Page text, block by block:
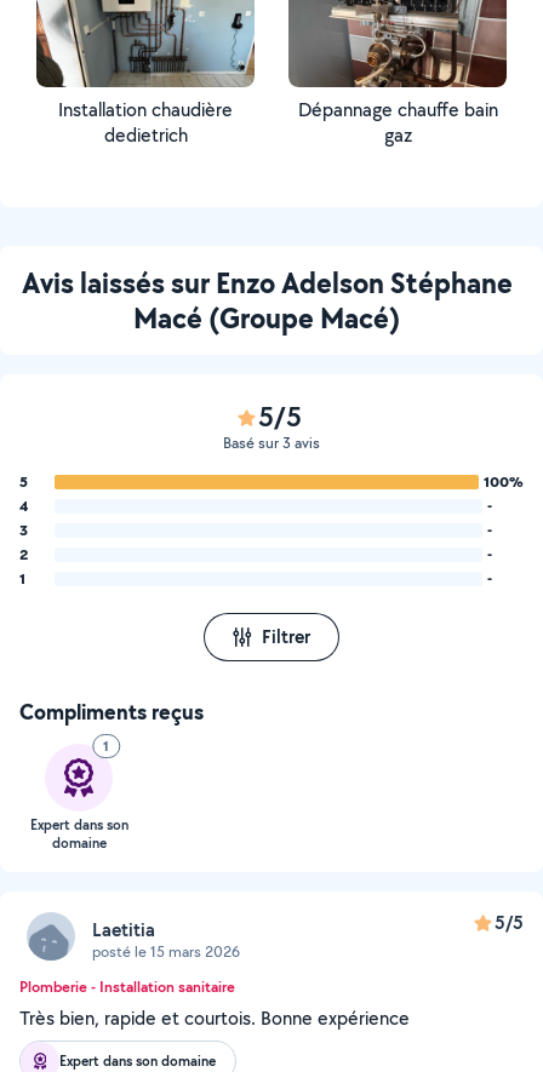
Installation chaudière
dedietrich
Dépannage chauffe bain
gaz
Avis laissés sur Enzo Adelson Stéphane
Macé (Groupe Macé)
5/5
Basé sur 3 avis
5
100%
4
-
3
-
2
-
1
-
Filtrer
Compliments reçus
1
Expert dans son
domaine
Laetitia
posté le 15 mars 2026
5/5
Plomberie - Installation sanitaire
Très bien, rapide et courtois. Bonne expérience
Expert dans son domaine